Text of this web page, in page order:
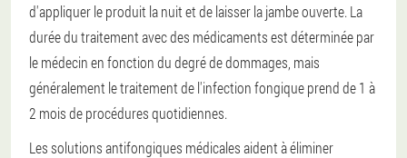
d'appliquer le produit la nuit et de laisser la jambe ouverte. La
durée du traitement avec des médicaments est déterminée par
le médecin en fonction du degré de dommages, mais
généralement le traitement de l'infection fongique prend de 1 à
2 mois de procédures quotidiennes.
Les solutions antifongiques médicales aident à éliminer